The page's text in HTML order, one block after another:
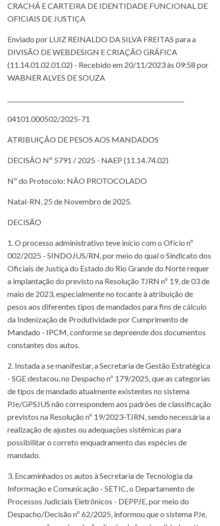
CRACHÁ E CARTEIRA DE IDENTIDADE FUNCIONAL DE
OFICIAIS DE JUSTIÇA
Enviado por LUIZ REINALDO DA SILVA FREITAS para a
DIVISÃO DE WEBDESIGN E CRIAÇÃO GRÁFICA
(11.14.01.02.01.02) - Recebido em 20/11/2023 às 09:58 por
WABNER ALVES DE SOUZA
04101.000502/2025-71
ATRIBUIÇÃO DE PESOS AOS MANDADOS
DECISÃO Nº 5791 / 2025 - NAEP (11.14.74.02)
Nº do Protocolo: NÃO PROTOCOLADO
Natal-RN, 25 de Novembro de 2025.
DECISÃO
1. O processo administrativo teve início com o Ofício nº
002/2025 - SINDOJUS/RN, por meio do qual o Sindicato dos
Oficiais de Justiça do Estado do Rio Grande do Norte requer
a implantação do previsto na Resolução TJRN nº 19, de 03 de
maio de 2023, especialmente no tocante à atribuição de
pesos aos diferentes tipos de mandados para fins de cálculo
da Indenização de Produtividade por Cumprimento de
Mandado - IPCM, conforme se depreende dos documentos
constantes dos autos.
2. Instada a se manifestar, a Secretaria de Gestão Estratégica
- SGE destacou, no Despacho nº 179/2025, que as categorias
de tipos de mandado atualmente existentes no sistema
PJe/GPSJUS não correspondem aos padrões de classificação
previstos na Resolução nº 19/2023-TJRN, sendo necessária a
realização de ajustes ou adequações sistêmicas para
possibilitar o correto enquadramento das espécies de
mandado.
3. Encaminhados os autos à Secretaria de Tecnologia da
Informação e Comunicação - SETIC, o Departamento de
Processos Judiciais Eletrônicos - DEPPJE, por meio do
Despacho/Decisão nº 62/2025, informou que o sistema PJe,